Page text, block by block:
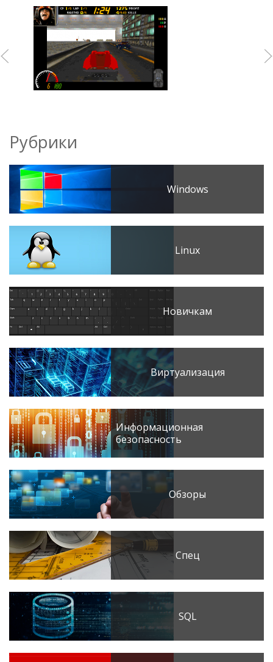
Рубрики
Windows
Linux
Новичкам
Виртуализация
Информационная
безопасность
Обзоры
Спец
SQL